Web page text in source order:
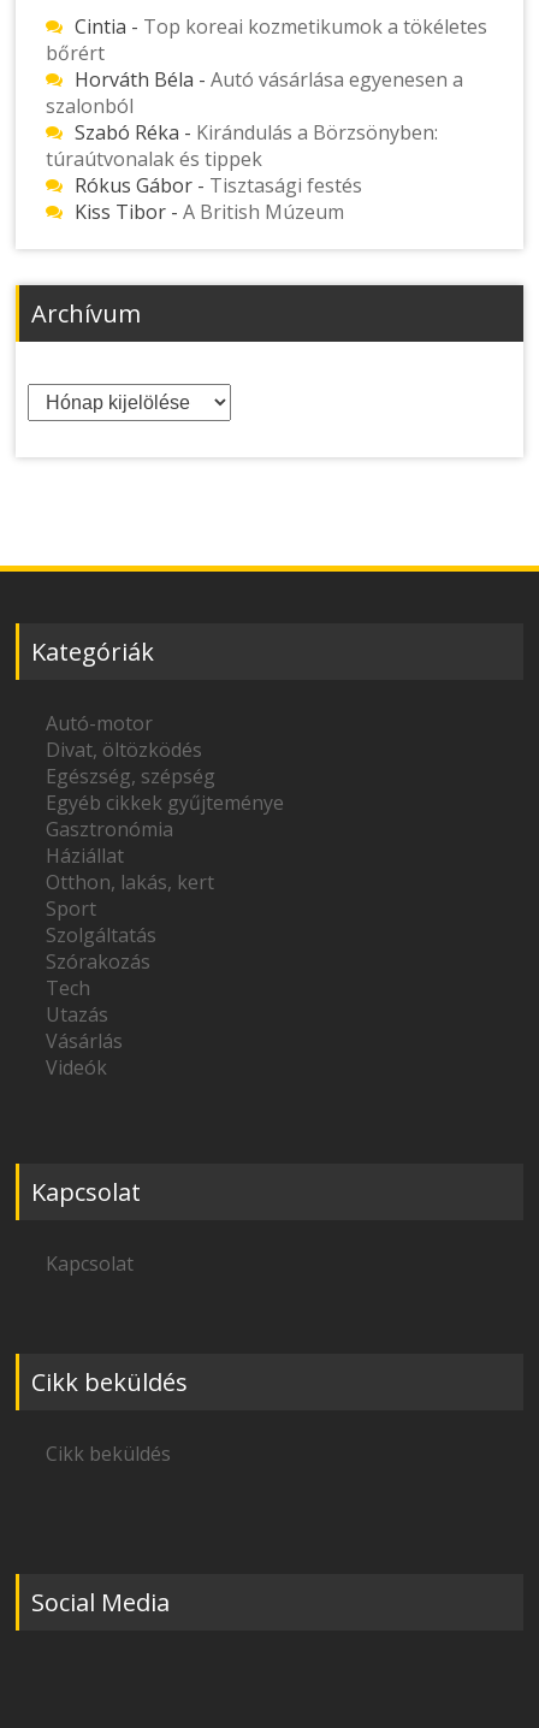
Cintia - Top koreai kozmetikumok a tökéletes
bőrért
Horváth Béla -Autó vásárlása egyenesen a
szalonból
Szabó Réka - Kirándulás a Börzsönyben:
túraútvonalak és tippek
Rókus Gábor - Tisztasági festés
Kiss Tibor -A British Múzeum
Archívum
Archívum
Kategóriák
Autó-motor
Divat, öltözködés
Egészség, szépség
Egyéb cikkek gyűjteménye
Gasztronómia
Háziállat
Otthon, lakás, kert
Sport
Szolgáltatás
Szórakozás
Tech
Utazás
Vásárlás
Videók
Kapcsolat
Kapcsolat
Cikk beküldés
Cikk beküldés
Social Media